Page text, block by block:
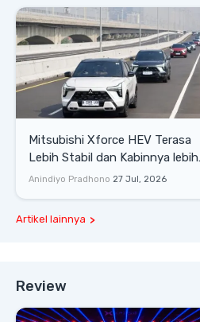
Mitsubishi Xforce HEV Terasa
Lebih Stabil dan Kabinnya lebih
Senyap
Anindiyo Pradhono 27 Jul, 2026
Artikel lainnya
Review